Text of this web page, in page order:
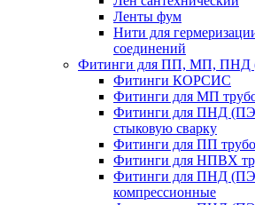
Ленты фум
Нити для
соединений
Фитинги для ПП, МП, ПНД
Фитинги КОРСИС
Фитинги для МП
Фитинги для ПНД
стыковую сварку
Фитинги для ПП
Фитинги для НПВХ
Фитинги для ПНД (ПЭ)
компрессионные